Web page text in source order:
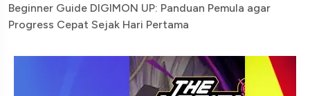
Beginner Guide DIGIMON UP: Panduan Pemula agar
Progress Cepat Sejak Hari Pertama